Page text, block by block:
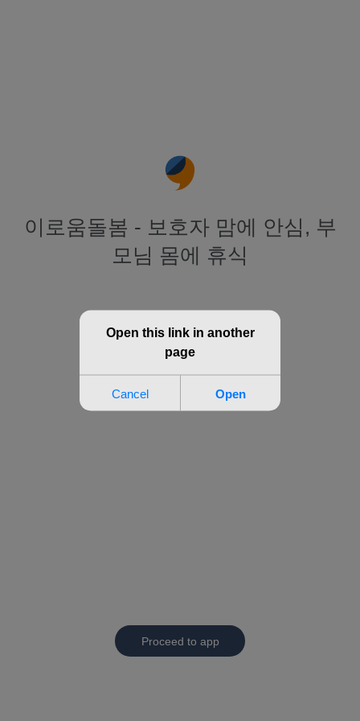
이로움돌봄 - 보호자 맘에 안심, 부
모님 몸에 휴식
Proceed to app